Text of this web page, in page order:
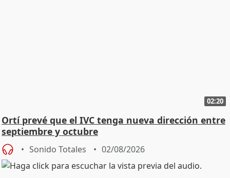
02:20
Ortí prevé que el IVC tenga nueva dirección entre
septiembre y octubre
Sonido Totales 02/08/2026